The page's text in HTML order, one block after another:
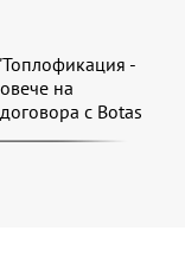
-
на
с Botas